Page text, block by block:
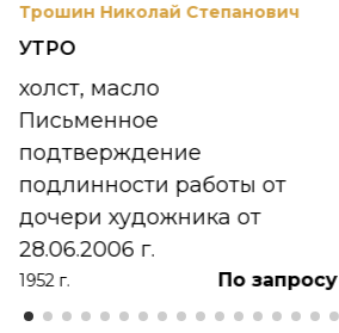
Трошин Николай Степанович
УТРО
холст, масло
Письменное
подтверждение
подлинности работы от
дочери художника от
28.06.2006 г.
1952 г. По запросу